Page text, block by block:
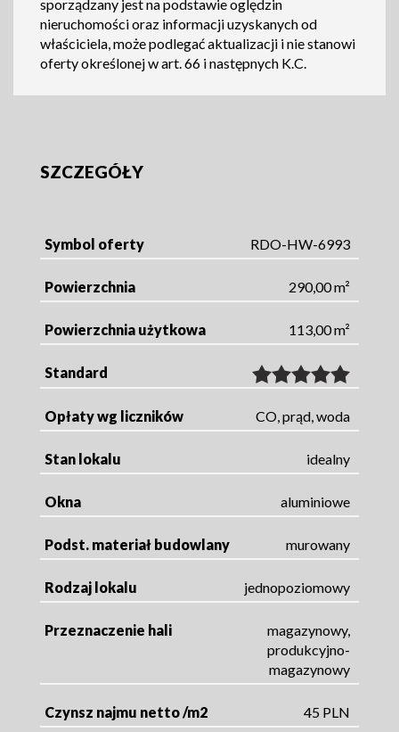
sporządzany jest na podstawie oględzin
nieruchomości oraz informacji uzyskanych od
właściciela, może podlegać aktualizacji i nie stanowi
oferty określonej w art. 66 i następnych K.C.
SZCZEGÓŁY
Symbol oferty RDO-HW-6993
Powierzchnia 290,00 m²
Powierzchnia użytkowa 113,00 m²
Standard
Opłaty wg liczników CO, prąd, woda
Stan lokalu idealny
Okna aluminiowe
Podst. materiał budowlany murowany
Rodzaj lokalu jednopoziomowy
Przeznaczenie hali
magazynowy,
produkcyjno-
magazynowy
Czynsz najmu netto /m2 45 PLN